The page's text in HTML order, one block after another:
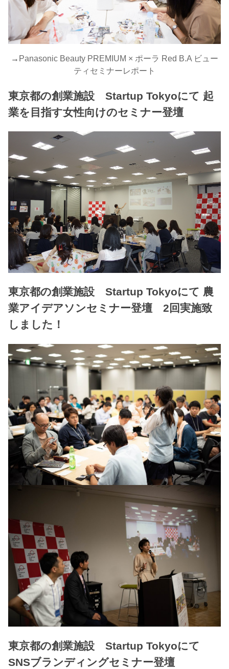
→ Panasonic Beauty PREMIUM × ポーラ Red B.A ビュー
ティセミナーレポート
東京都の創業施設 Startup Tokyoにて 起
業を目指す女性向けのセミナー登壇
東京都の創業施設 Startup Tokyoにて 農
業アイデアソンセミナー登壇 2回実施致
しました！
東京都の創業施設 Startup Tokyoにて
SNSブランディングセミナー登壇